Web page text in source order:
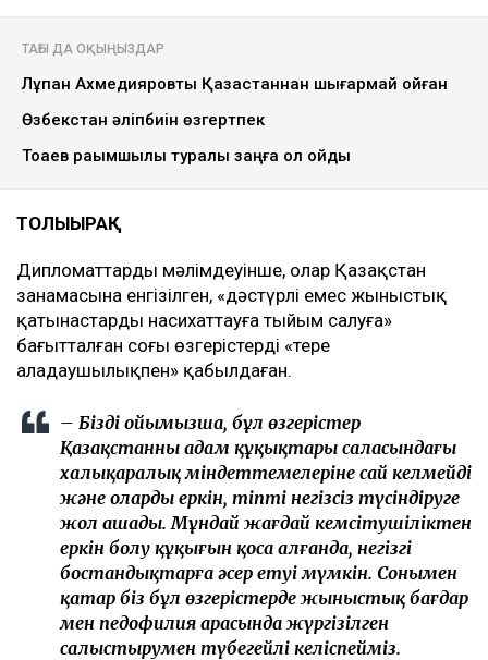
ТАҒЫ ДА ОҚЫҢЫЗДАР
Лұқпан Ахмедияровты Қазақстаннан шығармай қойған
Өзбекстан әліпбиін өзгертпек
Тоқаев рақымшылық туралы заңға қол қойды
ТОЛЫҒЫРАҚ
Дипломаттардың мәлімдеуінше, олар Қазақстан
заңнамасына енгізілген, «дәстүрлі емес жыныстық
қатынастарды насихаттауға тыйым салуға»
бағытталған соңғы өзгерістерді «терең
алаңдаушылықпен» қабылдаған.
– Біздің ойымызша, бұл өзгерістер
Қазақстанның адам құқықтары саласындағы
халықаралық міндеттемелеріне сай келмейді
және оларды еркін, тіпті негізсіз түсіндіруге
жол ашады. Мұндай жағдай кемсітушіліктен
еркін болу құқығын қоса алғанда, негізгі
бостандықтарға әсер етуі мүмкін. Сонымен
қатар біз бұл өзгерістерде жыныстық бағдар
мен педофилия арасында жүргізілген
салыстырумен түбегейлі келіспейміз.